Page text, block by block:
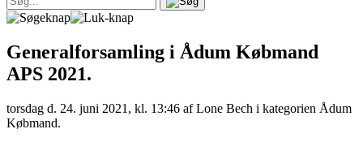
Generalforsamling i Ådum Købmand
APS 2021.
torsdag d. 24. juni 2021, kl. 13:46 af Lone Bech i kategorien Ådum
Købmand.